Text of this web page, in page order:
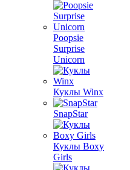
Poopsie
Surprise
Unicorn
Куклы Winx
SnapStar
Куклы Boxy
Girls